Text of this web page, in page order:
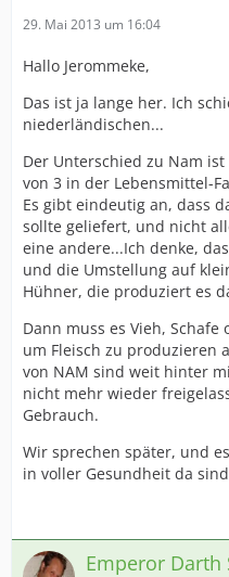
29. Mai 2013 um 16:04
Hallo Jerommeke,
Das ist ja lange her. Ich
niederländischen...
Der Unterschied zu Nam
von 3 in der Lebensmittel-
Es gibt eindeutig an, dass
sollte geliefert, und nicht
eine andere...Ich denke,
und die Umstellung auf
Hühner, die produziert es
Dann muss es Vieh,
um Fleisch zu produzieren
von NAM sind weit hinter
nicht mehr wieder
Gebrauch.
Wir sprechen später, und
in voller Gesundheit da
Emperor Darth